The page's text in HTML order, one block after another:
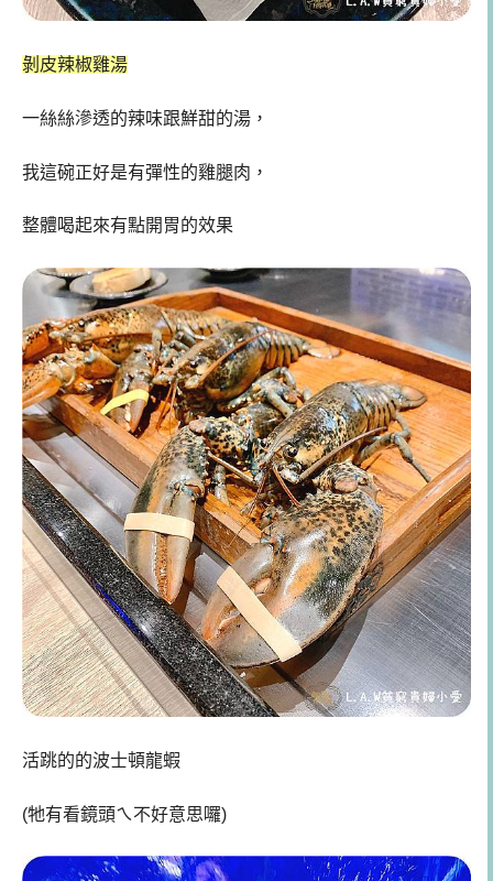
剝皮辣椒雞湯
一絲絲滲透的辣味跟鮮甜的湯，
我這碗正好是有彈性的雞腿肉，
整體喝起來有點開胃的效果
活跳的的波士頓龍蝦
(牠有看鏡頭ㄟ不好意思囉)